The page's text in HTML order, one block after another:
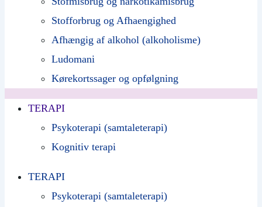
Stofforbrug og Afhaengighed
Afhængig af alkohol (alkoholisme)
Ludomani
Kørekortssager og opfølgning
TERAPI
Psykoterapi (samtaleterapi)
Kognitiv terapi
TERAPI
Psykoterapi (samtaleterapi)